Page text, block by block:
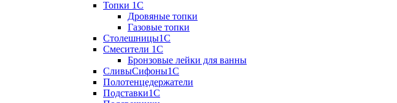
Топки 1С
Дровяные топки
Газовые топки
Столешницы1С
Смесители 1С
Бронзовые лейки для ванны
СливыСифоны1С
Полотенцедержатели
Подставки1С